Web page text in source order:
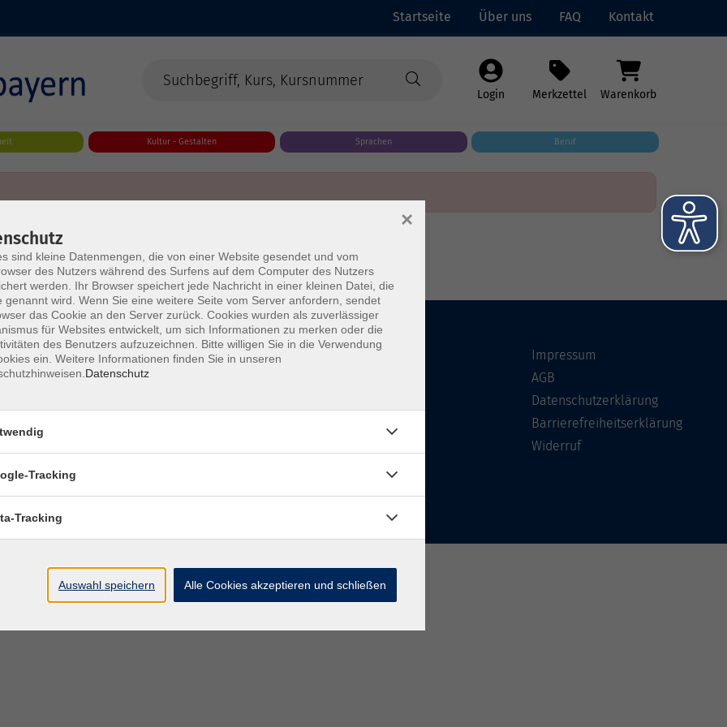
Startseite Über uns FAQ Kontakt
Login Merkzettel Warenkorb
Kultur - Gestalten Sprachen Beruf
Startseite
Impressum
AGB
Datenschutzerklärung
Barrierefreiheitserklärung
Widerruf
sind kleine Datenmengen, die von einer Website gesendet und vom
des Nutzers während des Surfens auf dem Computer des Nutzers
werden. Ihr Browser speichert jede Nachricht in einer kleinen Datei, die
genannt wird. Wenn Sie eine weitere Seite vom Server anfordern, sendet
das Cookie an den Server zurück. Cookies wurden als zuverlässiger
für Websites entwickelt, um sich Informationen zu merken oder die
des Benutzers aufzuzeichnen. Bitte willigen Sie in die Verwendung
ein. Weitere Informationen finden Sie in unseren
Datenschutz
×
Tracking
Tracking
Auswahl speichern Alle Cookies akzeptieren und schließen